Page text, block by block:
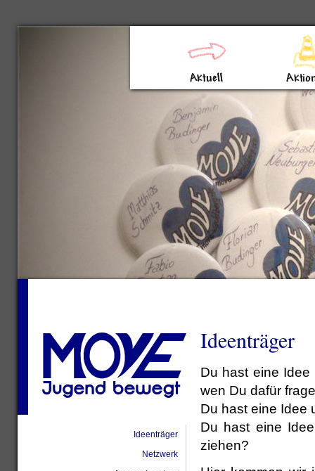
Direkt zum Inhalt
Ideenträger
Du hast eine
wen Du dafür
Du hast eine Idee
Du hast eine
ziehen?
Ideenträger
Netzwerk